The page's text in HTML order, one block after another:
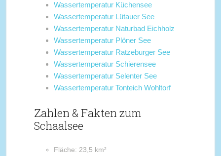
Wassertemperatur Küchensee
Wassertemperatur Lütauer See
Wassertemperatur Naturbad Eichholz
Wassertemperatur Plöner See
Wassertemperatur Ratzeburger See
Wassertemperatur Schierensee
Wassertemperatur Selenter See
Wassertemperatur Tonteich Wohltorf
Zahlen & Fakten zum
Schaalsee
Fläche: 23,5 km²